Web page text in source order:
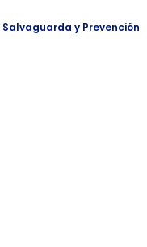
Salvaguarda y Prevención